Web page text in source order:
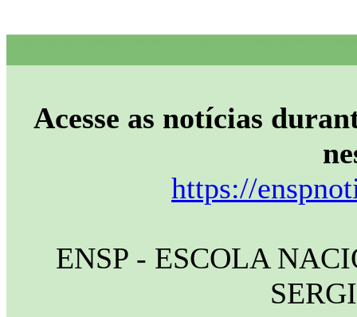
Acesse as notícias
https://
ENSP - ESCOLA